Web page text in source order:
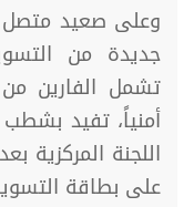
وعلى صعيد متصل
جديدة من
تشمل الفارين
أمنياً، تفيد
اللجنة
على بطاقة